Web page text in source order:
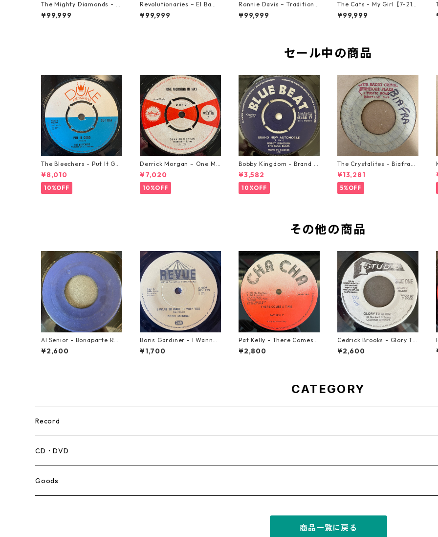
The Mighty Diamonds - H
ey Girl【12-50053】
¥99,999
Revolutionaries – El Bamb
a【7-21855】
¥99,999
Ronnie Davis – Tradition S
ong【7-22003】
¥99,999
The Cats - My Girl【7-219
06】
¥99,999
セール中の商品
The Bleechers - Put It Go
od 【7-21637】
¥8,010
10%OFF
Derrick Morgan – One Mo
rning In May【7-21653】
¥7,020
10%OFF
Bobby Kingdom - Brand N
ew Automobile【7-2088
9】
¥3,582
10%OFF
The Crystalites - Biafra
【7-21293】
¥13,281
5%OFF
その他の商品
Al Senior - Bonaparte Ret
reat【7-21861】
¥2,600
Boris Gardiner - I Wanna
Wake Up With You【7-219
24】
¥1,700
Pat Kelly - There Comes A
Time【12-50057】
¥2,800
Cedrick Brooks - Glory To
Sounds【7-21786】
¥2,600
CATEGORY
Record
Mento,Calypso,Ballad
Ska
CD・DVD
Goods
商品一覧に戻る